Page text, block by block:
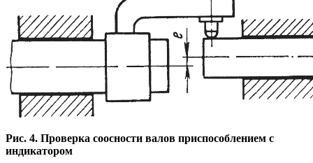
Рис. 4. Проверка соосности валов приспособлением с
индикатором